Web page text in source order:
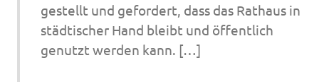
gestellt und gefordert, dass das Rathaus in
städtischer Hand bleibt und öffentlich
genutzt werden kann. […]